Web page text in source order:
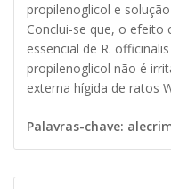
propilenoglicol e
Conclui-se que, o efeito
essencial de R.
propilenoglicol não é
externa hígida de ratos
Palavras-chave: